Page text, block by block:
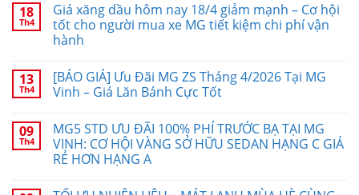
18
Th4
Giá xăng dầu hôm nay 18/4 giảm mạnh – Cơ hội
tốt cho người mua xe MG tiết kiệm chi phí vận
hành
13
Th4
[BÁO GIÁ] Ưu Đãi MG ZS Tháng 4/2026 Tại MG
Vinh – Giá Lăn Bánh Cực Tốt
09
Th4
MG5 STD ƯU ĐÃI 100% PHÍ TRƯỚC BẠ TẠI MG
VINH: CƠ HỘI VÀNG SỞ HỮU SEDAN HẠNG C GIÁ
RẺ HƠN HẠNG A